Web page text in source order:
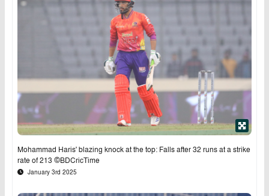
Mohammad Haris' blazing knock at the top: Falls after 32 runs at a strike
rate of 213 ©BDCricTime
January 3rd 2025